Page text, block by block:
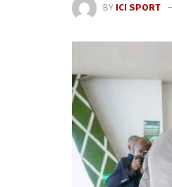
BY ICI SPORT